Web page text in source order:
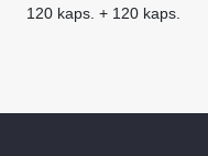
120 kaps. + 120 kaps.